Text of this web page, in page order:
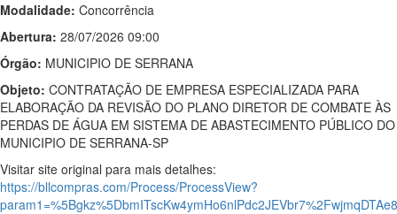
Modalidade: Concorrência
Abertura: 28/07/2026 09:00
Órgão: MUNICIPIO DE SERRANA
Objeto: CONTRATAÇÃO DE EMPRESA ESPECIALIZADA PARA
ELABORAÇÃO DA REVISÃO DO PLANO DIRETOR DE COMBATE ÀS
PERDAS DE ÁGUA EM SISTEMA DE ABASTECIMENTO PÚBLICO DO
MUNICIPIO DE SERRANA-SP
Visitar site original para mais detalhes:
https://bllcompras.com/Process/ProcessView?